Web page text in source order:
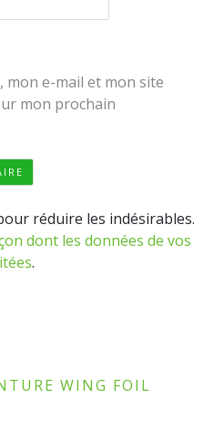
e-mail et mon site
mon prochain
réduire les indésirables.
dont les données de vos
.
WING FOIL